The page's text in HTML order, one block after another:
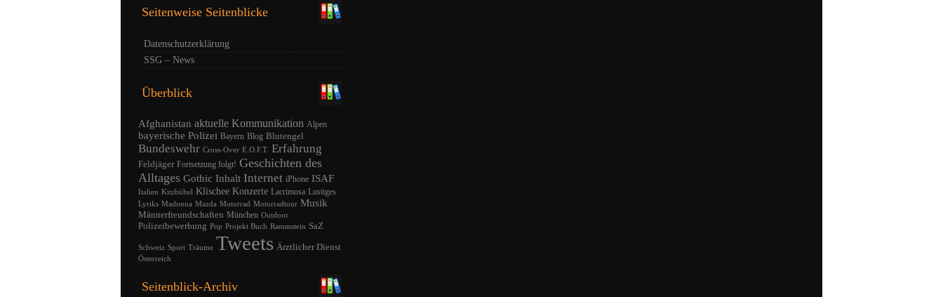
Seitenweise Seitenblicke
Datenschutzerklärung
SSG – News
Überblick
Afghanistan aktuelle Kommunikation Alpen
bayerische Polizei Bayern Blog Blutengel
Bundeswehr Cross-Over E.O.F.T. Erfahrung
Feldjäger Fortsetzung folgt! Geschichten des
Alltages Gothic Inhalt Internet iPhone ISAF
Italien Kitzbühel Klischee Konzerte Lacrimosa Lustiges
Lyriks Madonna Mazda Motorrad Motorradtour Musik
Männerfreundschaften München Outdoor
Polizeibewerbung Pop Projekt Buch Rammstein SaZ
Schweiz Sport Träume Tweets Ärztlicher Dienst
Österreich
Seitenblick-Archiv